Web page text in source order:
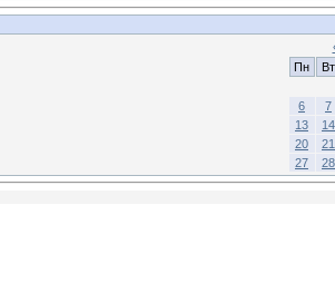
Пн
Вт
6
7
13
14
20
21
27
28